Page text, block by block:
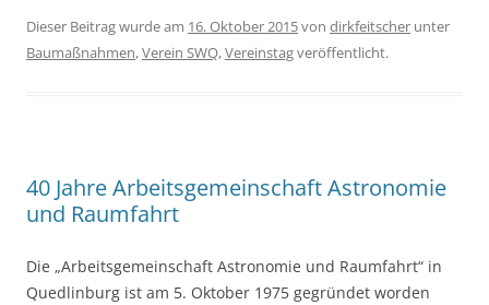
Dieser Beitrag wurde am 16. Oktober 2015von dirkfeitscher unter
Baumaßnahmen,Verein SWQ,Vereinstagveröffentlicht.
40 Jahre Arbeitsgemeinschaft Astronomie
und Raumfahrt
Die „Arbeitsgemeinschaft Astronomie und Raumfahrt“ in
Quedlinburg ist am 5. Oktober 1975 gegründet worden